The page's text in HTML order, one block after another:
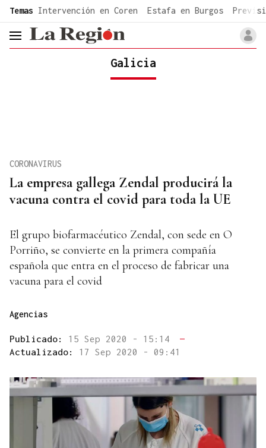
common.go-to-content
Temas Intervención en Coren Estafa en Burgos
header.menu.open
Galicia
La empresa gallega Zendal producirá la
vacuna contra el covid para toda la UE
CORONAVIRUS
El grupo biofarmacéutico Zendal, con sede en O
Porriño, se convierte en la primera compañía
española que entra en el proceso de fabricar una
vacuna para el covid
Agencias
Publicado: 15 Sep 2020 - 15:14
—
Actualizado: 17 Sep 2020 - 09:41